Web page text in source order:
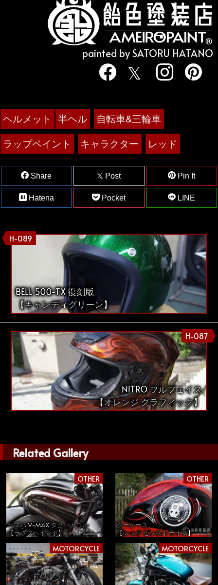
painted by SATORU HATANO
ヘルメット 半ヘル
自転車&三輪車
ラップペイント
キャラクター レッド
Share Post Pin It
Hatena Pocket LINE
H-089
BELL 500-TX 復刻版
【キャンディグリーン】
H-087
NITRO フルフェイス
【オレンジ グラフィック】
Related Gallery
OTHER
ヤマハ V-MAX ダクトカウル
【ラップペイント】
OTHER
クーケース
【レッド ピンストライプ】
MOTORCYCLE MOTORCYCLE